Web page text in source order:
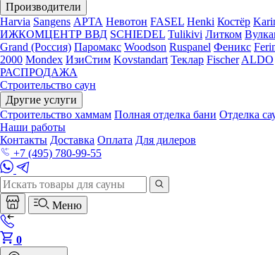
Производители
Harvia Sangens АРТА Невотон FASEL Henki Костёр
ИЖКОМЦЕНТР ВВД SCHIEDEL Tulikivi Литком
Grand (Россия) Паромакс Woodson Ruspanel Феникс
2000 Mondex ИзиСтим Kovstandart Теклар Fischer ALDO
РАСПРОДАЖА
Строительство саун
Другие услуги
Строительство хаммам Полная отделка бани Отделка
Наши работы
Контакты Доставка Оплата Для дилеров
+7 (495) 780-99-55
Меню
0